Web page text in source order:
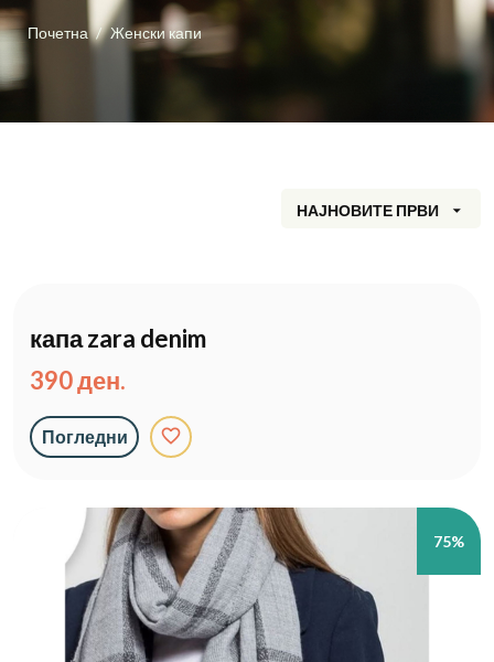
Почетна Женски капи
НАЈНОВИТЕ ПРВИ
капа zara denim
390 ден.
Погледни favorite_border
75%